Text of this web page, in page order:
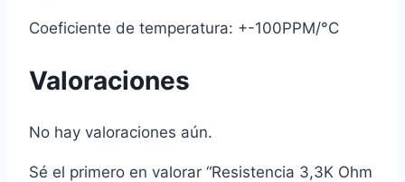
Coeficiente de temperatura: +-100PPM/°C
Valoraciones
No hay valoraciones aún.
Sé el primero en valorar “Resistencia 3,3K Ohm